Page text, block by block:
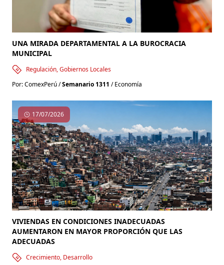
UNA MIRADA DEPARTAMENTAL A LA BUROCRACIA
MUNICIPAL
Regulación, Gobiernos Locales
Por: ComexPerú /Semanario 1311 / Economía
17/07/2026
VIVIENDAS EN CONDICIONES INADECUADAS
AUMENTARON EN MAYOR PROPORCIÓN QUE LAS
ADECUADAS
Crecimiento, Desarrollo